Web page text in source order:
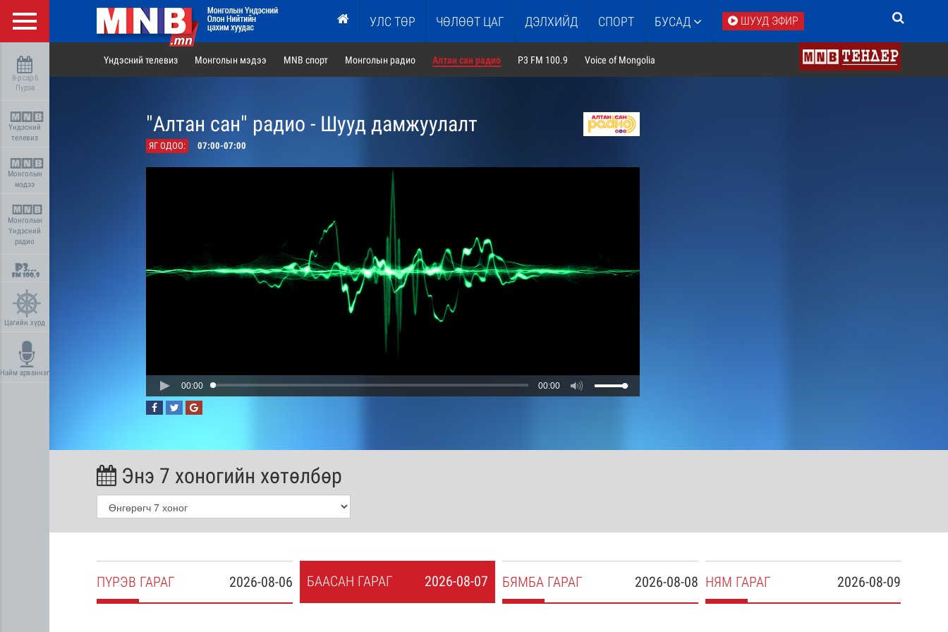
УЛС ТӨР ЧӨЛӨӨТ ЦАГ ДЭЛХИЙД СПОРТ БУСАД ШУУД ЭФИР
8-р сар 6
Пүрэв
Үндэсний
телевиз
Монголын
мэдээ
Монголын
Үндэсний
радио
Цагийн хүрд
Найм арваннэг
Үндэсний телевиз Монголын мэдээ MNB спорт Монголын радио Алтан сан радио P3 FM 100.9 Voice of Mongolia
"Алтан сан" радио - Шууд дамжуулалт
ЯГ ОДОО: 07:00-07:00
00:00 00:00
Энэ 7 хоногийн хөтөлбөр
2026-08-06
ПҮРЭВ ГАРАГ 2026-08-07
БААСАН ГАРАГ 2026-08-08
БЯМБА ГАРАГ 2026-08-09
НЯМ ГАРАГ